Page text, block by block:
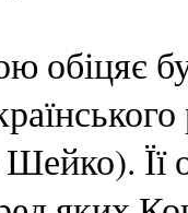
обіцяє
Її